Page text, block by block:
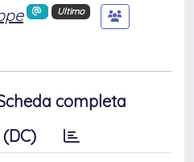
Ultimo
completa